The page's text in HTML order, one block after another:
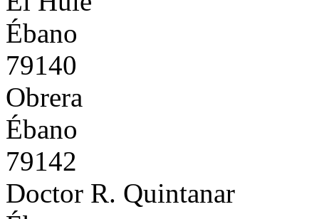
Ébano
79140
Obrera
Ébano
79142
Doctor R. Quintanar